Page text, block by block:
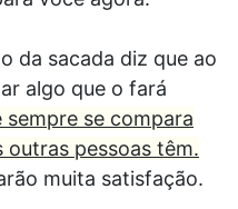
da sacada diz que ao
algo que o fará
sempre se compara
outras pessoas têm.
muita satisfação.